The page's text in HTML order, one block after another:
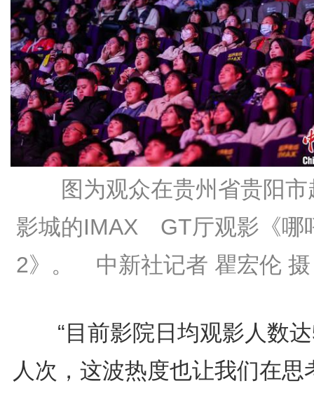
图为观众在贵州省贵阳市
影城的IMAX GT厅观影《哪
2》。 中新社记者 瞿宏伦 摄
“目前影院日均观影人数达
人次，这波热度也让我们在思